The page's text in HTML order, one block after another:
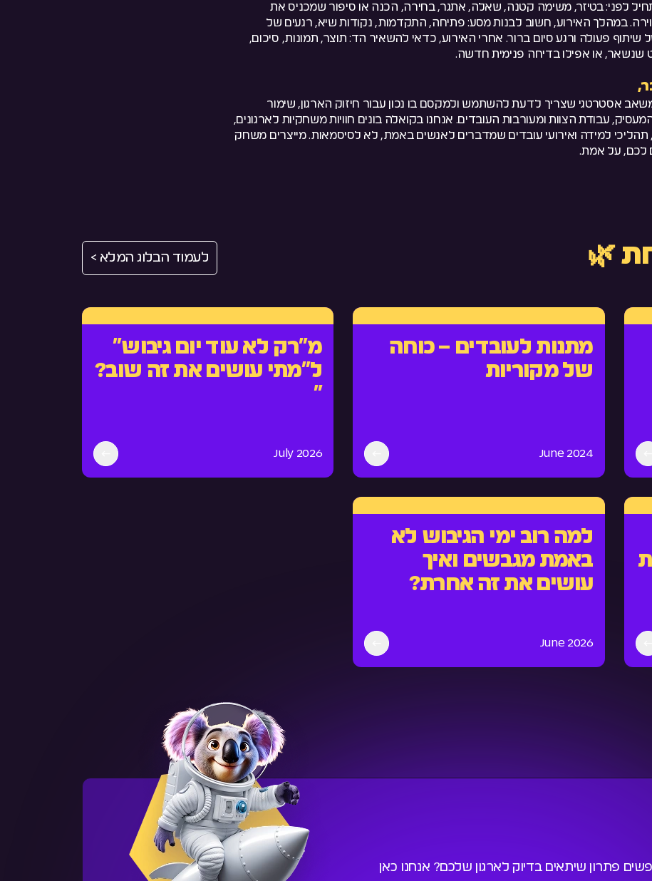
לפני: בטיזר, משימה קטנה, שאלה, אתגר, בחירה, הכנה או סיפור שמכניס את
במהלך האירוע, חשוב לבנות מסע: פתיחה, התקדמות, נקודות שיא, רגעים של
שיתוף פעולה ורגע סיום ברור. אחרי האירוע, כדאי להשאיר הד: תוצר, תמונות, סיכום,
שנשאר, או אפילו בדיחה פנימית חדשה.
משאב אסטרטגי שצריך לדעת להשתמש ולמקסם בו נכון עבור חיזוק הארגון, שימור
עבודת הצוות ומעורבות העובדים. אנחנו בקואלה בונים חוויות משחקיות לארגונים,
תהליכי למידה ואירועי עובדים שמדברים לאנשים באמת, לא לסיסמאות. מייצרים משחק
לכם, על אמת.
🌿 לעמוד הבלוג המלא >
מתנות לעובדים – כוחה
של מקוריות
June 2024
מ״רק לא עוד יום גיבוש״
ל״מתי עושים את זה שוב?
״
July 2026
למה רוב ימי הגיבוש לא
באמת מגבשים ואיך
עושים את זה אחרת?
June 2026
פתרון שיתאים בדיוק לארגון שלכם? אנחנו כאן